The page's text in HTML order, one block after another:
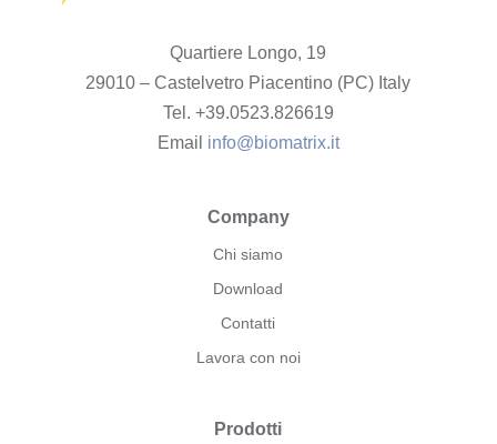
Quartiere Longo, 19
29010 – Castelvetro Piacentino (PC) Italy
Tel. +39.0523.826619
Email info@biomatrix.it
Company
Chi siamo
Download
Contatti
Lavora con noi
Prodotti